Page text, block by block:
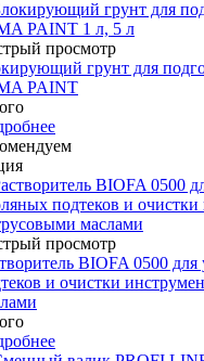
просмотр
грунт для
PAINT
просмотр
BIOFA 0500
и очистки